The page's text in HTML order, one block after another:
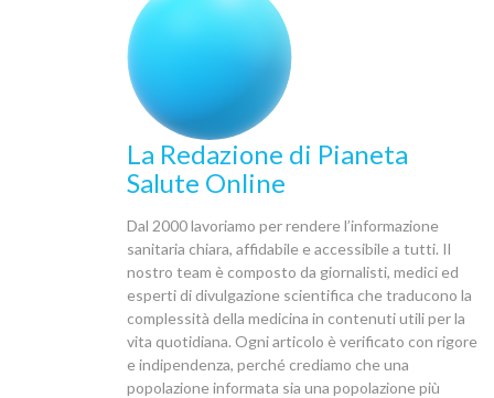
La Redazione di Pianeta
Salute Online
Dal 2000 lavoriamo per rendere l’informazione
sanitaria chiara, affidabile e accessibile a tutti. Il
nostro team è composto da giornalisti, medici ed
esperti di divulgazione scientifica che traducono la
complessità della medicina in contenuti utili per la
vita quotidiana. Ogni articolo è verificato con rigore
e indipendenza, perché crediamo che una
popolazione informata sia una popolazione più